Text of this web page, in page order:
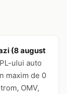
(8 august
ului auto
maxim de 0
OMV,